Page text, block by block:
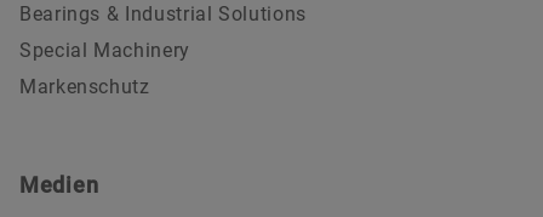
Bearings & Industrial Solutions
Special Machinery
Markenschutz
Medien